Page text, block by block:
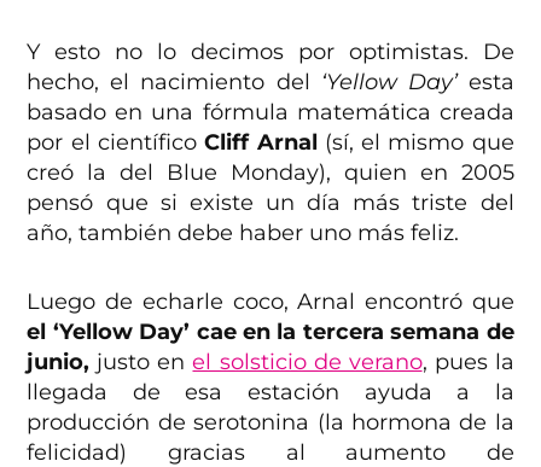
Y esto no lo decimos por optimistas. De
hecho, el nacimiento del ‘Yellow Day’ esta
basado en una fórmula matemática creada
por el científicoCliff Arnal(sí, el mismo que
creó la del Blue Monday), quien en 2005
pensó que si existe un día más triste del
año, también debe haber uno más feliz.
Luego de echarle coco, Arnal encontró que
el ‘Yellow Day’ cae en la tercera semana de
junio, justo enel solsticio de verano, pues la
llegada de esa estación ayuda a la
producción de serotonina (la hormona de la
felicidad) gracias al aumento de